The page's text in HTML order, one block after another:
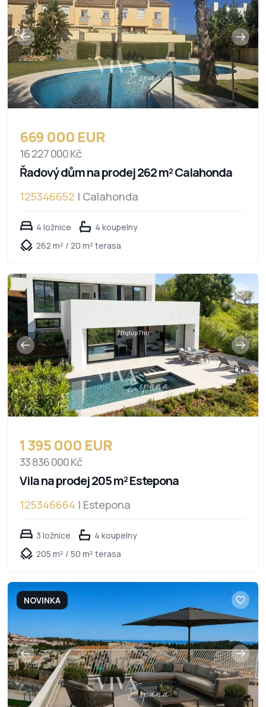
669 000 EUR
16 227 000 Kč
Řadový dům na prodej 262 m² Calahonda
125346652 | Calahonda
4 ložnice
4 koupelny
262 m² / 20 m² terasa
1 395 000 EUR
33 836 000 Kč
Vila na prodej 205 m² Estepona
125346664 | Estepona
3 ložnice
4 koupelny
205 m² / 50 m² terasa
NOVINKA